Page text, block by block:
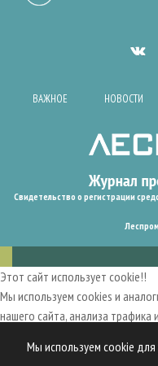
Мы используем cookie
ВАЖНОЕ НОВОСТИ
Свидетельство о регистрации
Этот сайт использует cookie!!
Мы используем cookies и
нашего сайта, анализа трафика
пользовательский опыт